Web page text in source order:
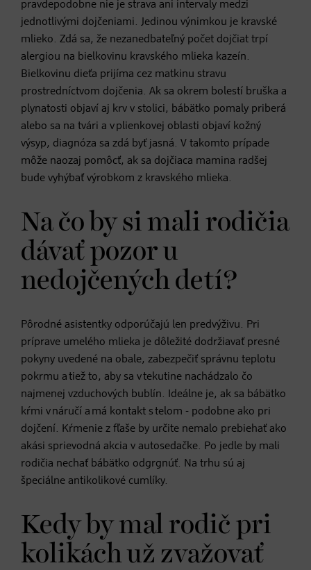
pravdepodobne nie je strava ani intervaly medzi
jednotlivými dojčeniami. Jedinou výnimkou je kravské
mlieko. Zdá sa, že nezanedbateľný počet dojčiat trpí
alergiou na bielkovinu kravského mlieka kazeín.
Bielkovinu dieťa prijíma cez matkinu stravu
prostredníctvom dojčenia. Ak sa okrem bolestí bruška a
plynatosti objaví aj krv v stolici, bábätko pomaly priberá
alebo sa na tvári a v plienkovej oblasti objaví kožný
výsyp, diagnóza sa zdá byť jasná. V takomto prípade
môže naozaj pomôcť, ak sa dojčiaca mamina radšej
bude vyhýbať výrobkom z kravského mlieka.
Na čo by si mali rodičia
dávať pozor u
nedojčených detí?
Pôrodné asistentky odporúčajú len predvýživu. Pri
príprave umelého mlieka je dôležité dodržiavať presné
pokyny uvedené na obale, zabezpečiť správnu teplotu
pokrmu a tiež to, aby sa v tekutine nachádzalo čo
najmenej vzduchových bublín. Ideálne je, ak sa bábätko
kŕmi v náručí a má kontakt s telom - podobne ako pri
dojčení. Kŕmenie z fľaše by určite nemalo prebiehať ako
akási sprievodná akcia v autosedačke. Po jedle by mali
rodičia nechať bábätko odgrgnúť. Na trhu sú aj
špeciálne antikolikové cumlíky.
Kedy by mal rodič pri
kolikách už zvažovať